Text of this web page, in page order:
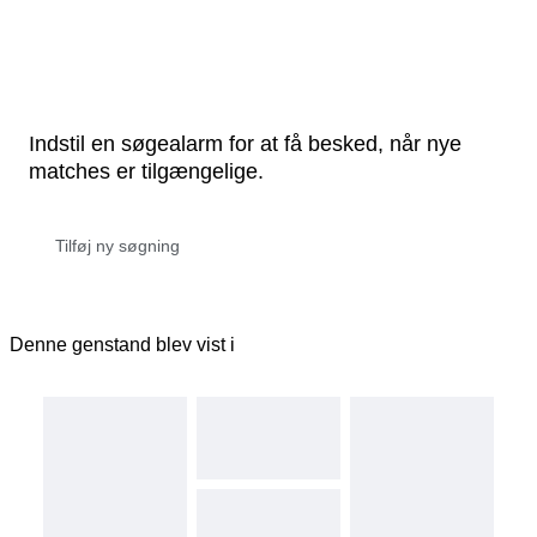
Indstil en søgealarm for at få besked, når nye
matches er tilgængelige.
Denne genstand blev vist i